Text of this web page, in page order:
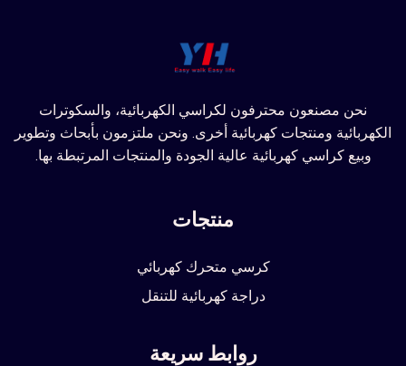
نحن مصنعون محترفون لكراسي الكهربائية، والسكوترات
الكهربائية ومنتجات كهربائية أخرى. ونحن ملتزمون بأبحاث وتطوير
وبيع كراسي كهربائية عالية الجودة والمنتجات المرتبطة بها.
منتجات
كرسي متحرك كهربائي
دراجة كهربائية للتنقل
روابط سريعة